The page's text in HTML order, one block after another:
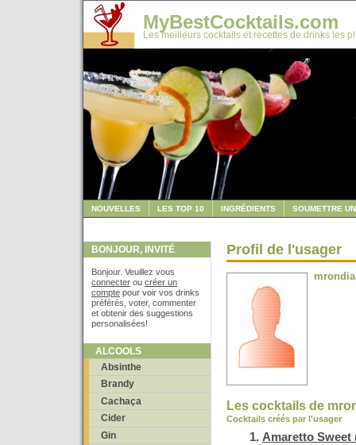
MyBestCocktails.com
Les meilleurs cocktails et recettes de drinks les
NOUVELLES LES TOP 10 INGRÉDIENTS SOUMETTRE
BONJOUR, INVITÉ
Bonjour. Veuillez vous
connecter ou créer un
compte pour voir vos drinks
préférés, voter, commenter
et obtenir des suggestions
personalisées!
ALCOOLS
Absinthe
Brandy
Cachaça
Cider
Gin
Profil de l'usager
mrondia
Les cocktails de
Cocktails créés par l'usager
Amaretto Sweet